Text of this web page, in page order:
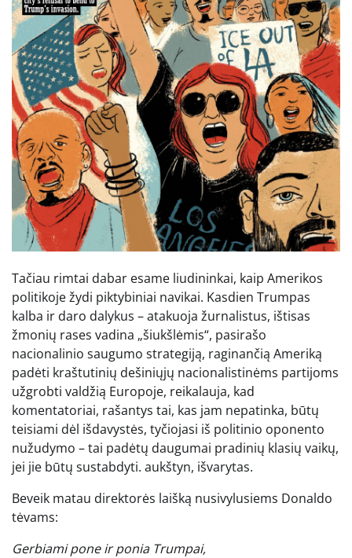
Tačiau rimtai dabar esame liudininkai, kaip Amerikos
politikoje žydi piktybiniai navikai. Kasdien Trumpas
kalba ir daro dalykus – atakuoja žurnalistus, ištisas
žmonių rases vadina „šiukšlėmis“, pasirašo
nacionalinio saugumo strategiją, raginančią Ameriką
padėti kraštutinių dešiniųjų nacionalistinėms partijoms
užgrobti valdžią Europoje, reikalauja, kad
komentatoriai, rašantys tai, kas jam nepatinka, būtų
teisiami dėl išdavystės, tyčiojasi iš politinio oponento
nužudymo – tai padėtų daugumai pradinių klasių vaikų,
jei jie būtų sustabdyti. aukštyn, išvarytas.
Beveik matau direktorės laišką nusivylusiems Donaldo
tėvams:
Gerbiami pone ir ponia Trumpai,